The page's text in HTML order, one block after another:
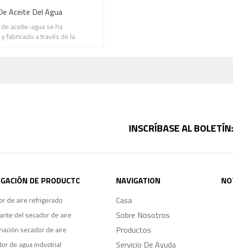
Aceite Del Agua
aceite-agua se ha
fabricado a través de la
INSCRÍBASE AL BOLETÍN:
DE PRODUCTO
de aire refrigerado
del secador de aire
secador de aire
de agua industrial
NAVIGATION
Casa
Sobre Nosotros
Productos
Servicio De Ayuda